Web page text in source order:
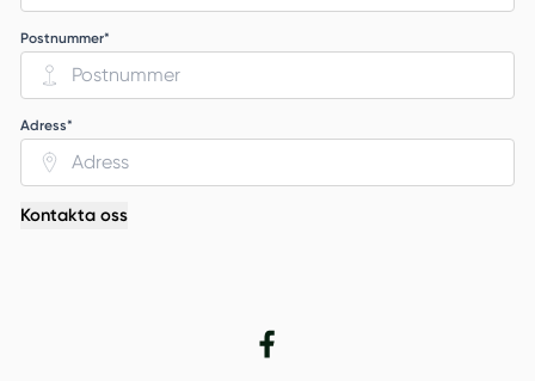
Postnummer*
Adress*
Kontakta oss